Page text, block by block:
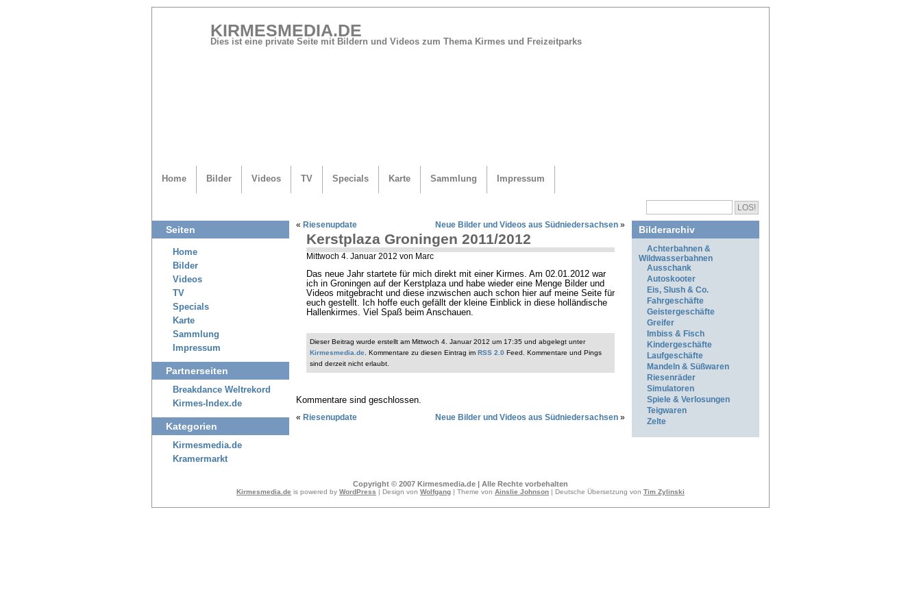
KIRMESMEDIA.DE
Dies ist eine private Seite mit Bildern und Videos zum Thema Kirmes und Freizeitparks
Home Bilder Videos TV Specials Karte Sammlung Impressum
« Riesenupdate Neue Bilder und Videos aus Südniedersachsen »
Kerstplaza Groningen 2011/2012
Mittwoch 4. Januar 2012 von Marc
Das neue Jahr startete für mich direkt mit einer Kirmes. Am 02.01.2012 war
ich in Groningen auf der Kerstplaza und habe wieder eine Menge Bilder und
Videos mitgebracht und diese inzwischen auch schon hier auf meine Seite für
euch gestellt. Ich hoffe euch gefällt der kleine Einblick in diese holländische
Hallenkirmes. Viel Spaß beim Anschauen.
Dieser Beitrag wurde erstellt am Mittwoch 4. Januar 2012 um 17:35 und abgelegt unter
Kirmesmedia.de . Kommentare zu diesen Eintrag im RSS 2.0 Feed. Kommentare und Pings
sind derzeit nicht erlaubt.
Kommentare sind geschlossen.
« Riesenupdate Neue Bilder und Videos aus Südniedersachsen »
Seiten
Home
Bilder
Videos
TV
Specials
Karte
Sammlung
Impressum
Partnerseiten
Breakdance Weltrekord
Kirmes-Index.de
Kategorien
Kirmesmedia.de
Kramermarkt
Bilderarchiv
Achterbahnen &
Wildwasserbahnen
Ausschank
Autoskooter
Eis, Slush & Co.
Fahrgeschäfte
Geistergeschäfte
Greifer
Imbiss & Fisch
Kindergeschäfte
Laufgeschäfte
Mandeln & Süßwaren
Riesenräder
Simulatoren
Spiele & Verlosungen
Teigwaren
Zelte
Copyright © 2007 Kirmesmedia.de | Alle Rechte vorbehalten
Kirmesmedia.de is powered by WordPress | Design von Wolfgang | Theme von Ainslie Johnson | Deutsche Übersetzung von Tim Zylinski